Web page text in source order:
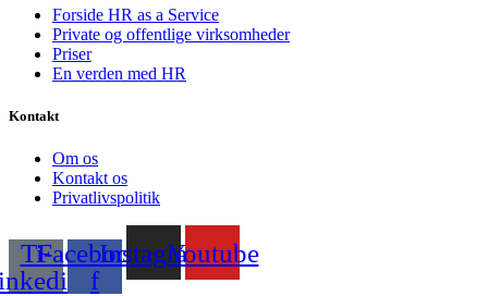
Forside HR as a Service
Private og offentlige virksomheder
Priser
En verden med HR
Kontakt
Om os
Kontakt os
Privatlivspolitik
Ti-Facebook-
f
InstagramYoutube